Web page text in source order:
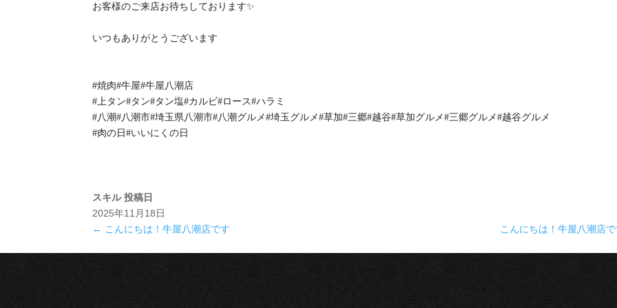
お客様のご来店お待ちしております✨
いつもありがとうございます
#焼肉#牛屋#牛屋八潮店
#上タン#タン#タン塩#カルビ#ロース#ハラミ
#八潮#八潮市#埼玉県八潮市#八潮グルメ#埼玉グルメ#草加#三郷#越谷#草加グルメ#三郷グルメ#越谷グルメ
#肉の日#いいにくの日
スキル 投稿日
2025年11月18日
← こんにちは！牛屋八潮店です こんにちは！牛屋八潮店